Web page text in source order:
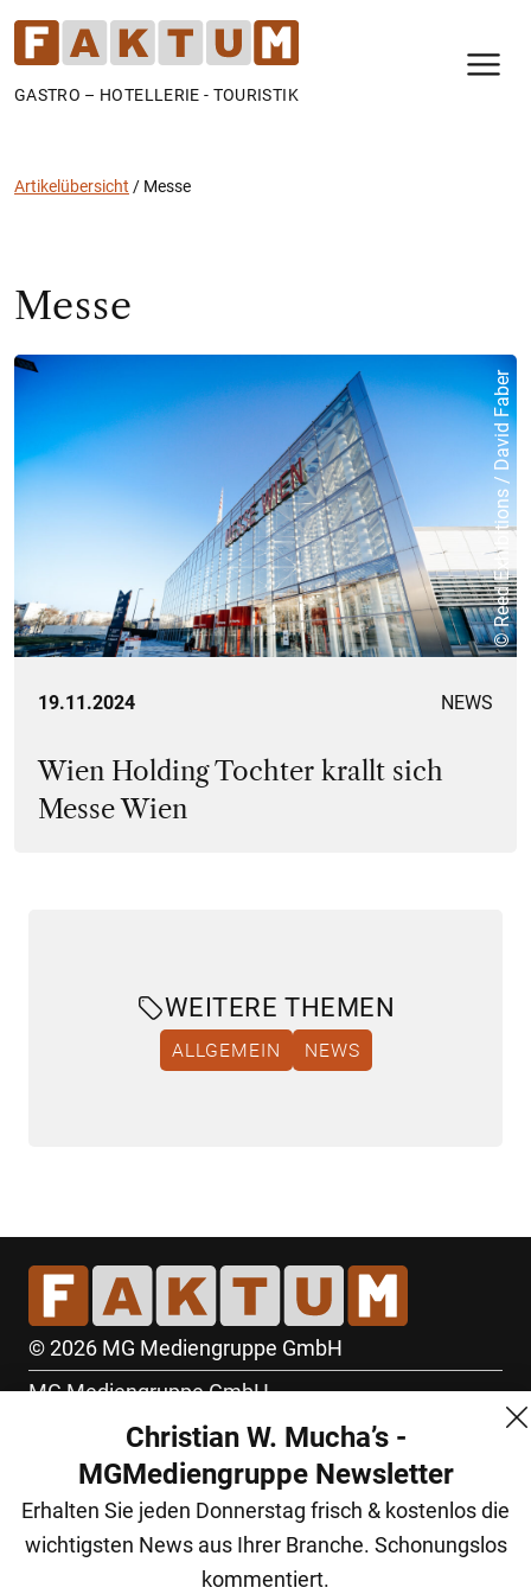
GASTRO – HOTELLERIE - TOURISTIK
Artikelübersicht / Messe
Messe
© Reed Exhibitions / David Faber
19.11.2024 NEWS
Wien Holding Tochter krallt sich
Messe Wien
WEITERE THEMEN
ALLGEMEIN NEWS
© 2026 MG Mediengruppe GmbH
MG Mediengruppe GmbH
Burgring 1/7
1010 Wien
+43 (1) 522 14 14
office@mgmedien.at
Christian W. Mucha’s -
MGMediengruppe Newsletter
Erhalten Sie jeden Donnerstag frisch & kostenlos die
wichtigsten News aus Ihrer Branche. Schonungslos
kommentiert.